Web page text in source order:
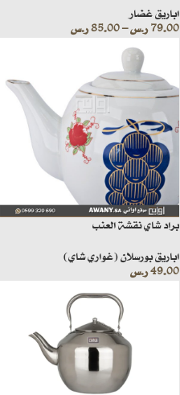
اباريق غضار
79.00ر.س–
85.00ر.س
براد شاي نقشة العنب
اباريق بورسلان (غواري شاي)
49.00ر.س